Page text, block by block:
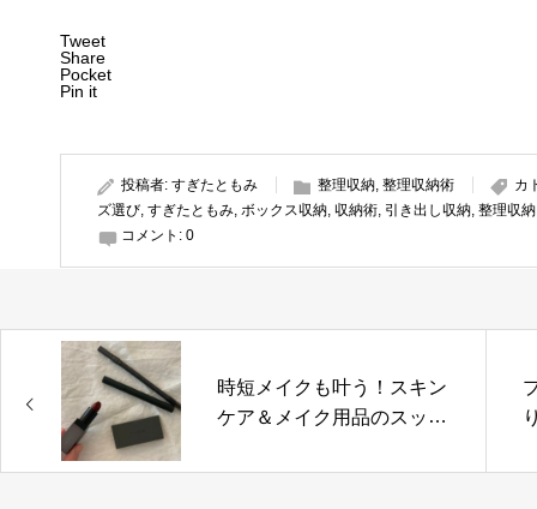
Tweet
Share
Pocket
Pin it
投稿者: すぎたともみ 整理収納 整理収納術
カ
ズ選び すぎたともみ ボックス収納 収納術 引き出し収納 整理収納
コメント: 0
時短メイクも叶う！スキン
ケア＆メイク用品のスッキ